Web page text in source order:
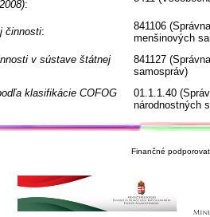
:
činnosti:
841106
menšinových
v sústave štátnej
841127
samospráv)
klasifikácie COFOG
01.1.1.40
národnostných
Finančné